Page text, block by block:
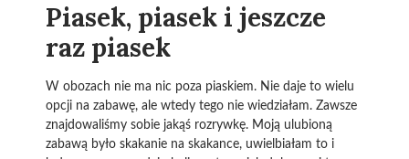
Piasek, piasek i jeszcze
raz piasek
W obozach nie ma nic poza piaskiem. Nie daje to wielu
opcji na zabawę, ale wtedy tego nie wiedziałam. Zawsze
znajdowaliśmy sobie jakąś rozrywkę. Moją ulubioną
zabawą było skakanie na skakance, uwielbiałam to i